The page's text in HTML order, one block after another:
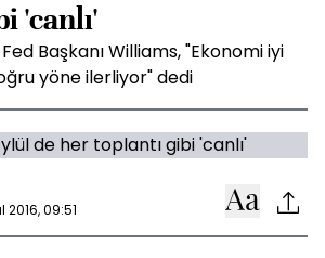
'canlı'
Başkanı Williams, "Ekonomi iyi
yöne ilerliyor" dedi
2016, 09:51